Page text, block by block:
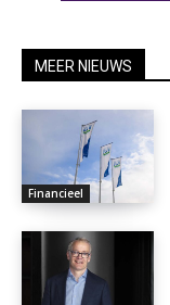
MEER NIEUWS
Financieel